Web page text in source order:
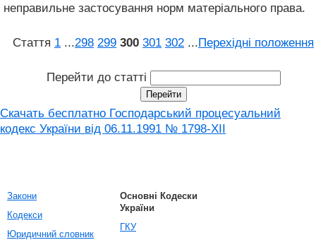
неправильне застосування норм матеріального права.
Стаття 1 ...298 299 300 301 302 ...Перехідні положення
Перейти до статті
Скачать бесплатно Господарський процесуальний
кодекс України від 06.11.1991 № 1798-XII
Закони
Кодекси
Юридичний словник
Основні Кодески
України
ГКУ